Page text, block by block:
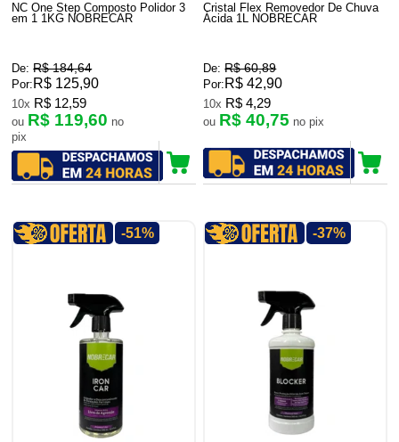
NC One Step Composto Polidor 3
em 1 1KG NOBRECAR
De: R$ 184,64
Por: R$ 125,90
10x R$ 12,59
ou R$ 119,60 no
pix
Cristal Flex Removedor De Chuva
Ácida 1L NOBRECAR
De: R$ 60,89
Por: R$ 42,90
10x R$ 4,29
ou R$ 40,75 no pix
-51% -37%